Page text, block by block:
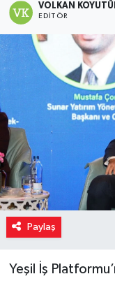
VOLKAN
EDITÖR
Paylaş
Yeşil İş
Siyaset
Spor
Yaşam
Yerel
Yurttan